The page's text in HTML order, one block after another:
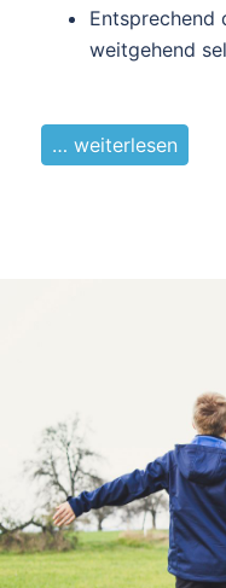
Entsprechend
weitgehend
… weiterlesen